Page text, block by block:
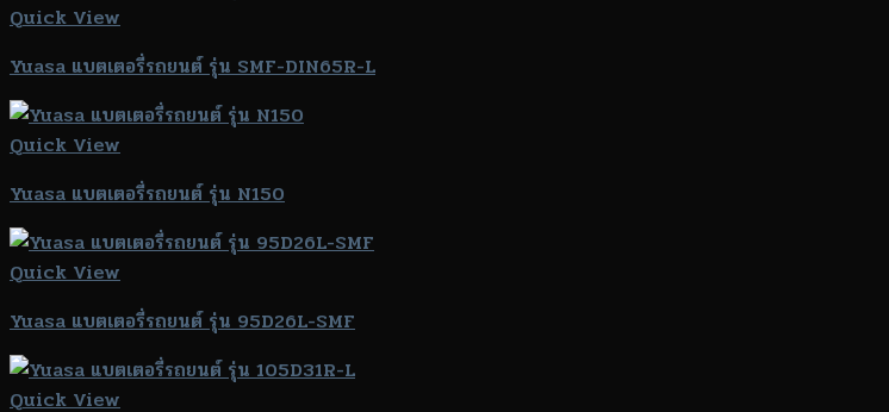
Quick View
Yuasa แบตเตอรี่รถยนต์ รุ่น SMF-DIN65R-L
Quick View
Yuasa แบตเตอรี่รถยนต์ รุ่น N150
Quick View
Yuasa แบตเตอรี่รถยนต์ รุ่น 95D26L-SMF
Quick View